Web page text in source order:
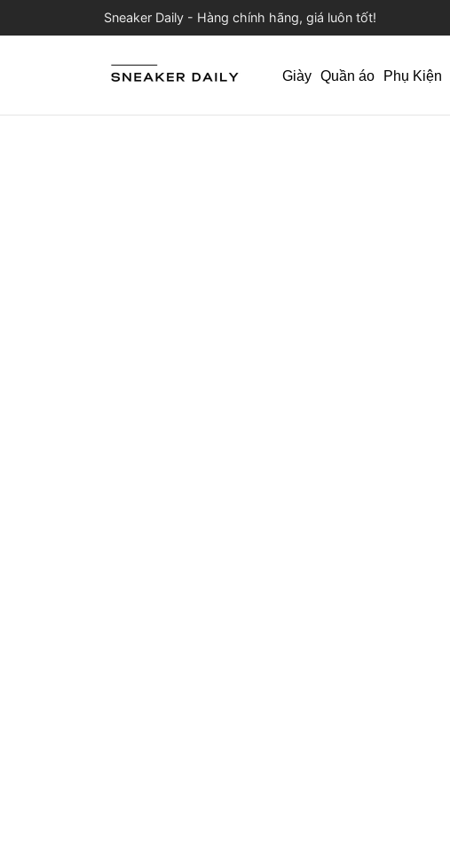
Sneaker Daily - Hàng chính hãng, giá luôn tốt!
Giày Quần áo Phụ Kiện